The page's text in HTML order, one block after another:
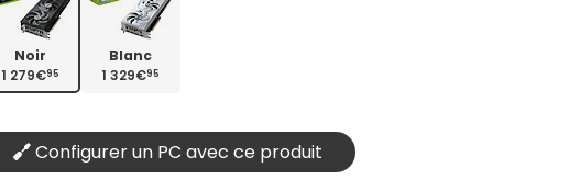
Noir
1 279€95
Blanc
1 329€95
Configurer un PC avec ce produit